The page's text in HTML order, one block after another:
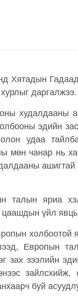
Хятадын
даргалжээ.
худалдааны
эдийн
удаа
мөн чанар нь
ашигтай
яриа
үйл
холбоотой
Европын
зах зээлийн
буй